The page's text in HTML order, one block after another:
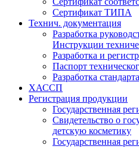
Сертификат ТИПА
Технич. документация
Разработка
Инструкции
Разработка и
Паспорт
Разработка
ХАССП
Регистрация продукции
Государственная
Свидетельство о
детскую косметику
Государственная